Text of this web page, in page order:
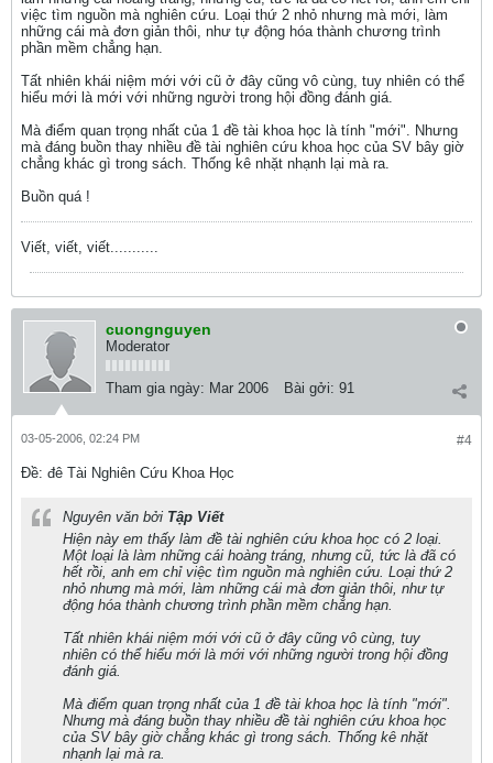
việc tìm nguồn mà nghiên cứu. Loại thứ 2 nhỏ nhưng mà mới, làm
những cái mà đơn giản thôi, như tự động hóa thành chương trình
phần mềm chẳng hạn.
Tất nhiên khái niệm mới với cũ ở đây cũng vô cùng, tuy nhiên có thể
hiểu mới là mới với những người trong hội đồng đánh giá.
Mà điểm quan trọng nhất của 1 đề tài khoa học là tính "mới". Nhưng
mà đáng buồn thay nhiều đề tài nghiên cứu khoa học của SV bây giờ
chẳng khác gì trong sách. Thống kê nhặt nhạnh lại mà ra.
Buồn quá !
Viết, viết, viết...........
cuongnguyen
Moderator
Tham gia ngày: Mar 2006 Bài gởi: 91
#4
03-05-2006, 02:24 PM
Ðề: đê Tài Nghiên Cứu Khoa Học
Nguyên văn bởi Tập Viết
Hiện này em thấy làm đề tài nghiên cứu khoa học có 2 loại.
Một loại là làm những cái hoàng tráng, nhưng cũ, tức là đã có
hết rồi, anh em chỉ việc tìm nguồn mà nghiên cứu. Loại thứ 2
nhỏ nhưng mà mới, làm những cái mà đơn giản thôi, như tự
động hóa thành chương trình phần mềm chẳng hạn.
Tất nhiên khái niệm mới với cũ ở đây cũng vô cùng, tuy
nhiên có thể hiểu mới là mới với những người trong hội đồng
đánh giá.
Mà điểm quan trọng nhất của 1 đề tài khoa học là tính "mới".
Nhưng mà đáng buồn thay nhiều đề tài nghiên cứu khoa học
của SV bây giờ chẳng khác gì trong sách. Thống kê nhặt
nhạnh lại mà ra.